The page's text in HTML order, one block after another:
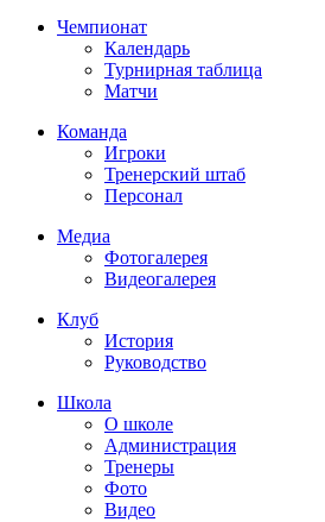
Чемпионат
Календарь
Турнирная таблица
Матчи
Команда
Игроки
Тренерский штаб
Персонал
Медиа
Фотогалерея
Видеогалерея
Клуб
История
Руководство
Школа
О школе
Администрация
Тренеры
Фото
Видео